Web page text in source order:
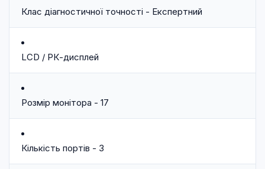
Клас діагностичної точності - Експертний
LCD / РК-дисплей
Розмір монітора - 17
Кількість портів - 3